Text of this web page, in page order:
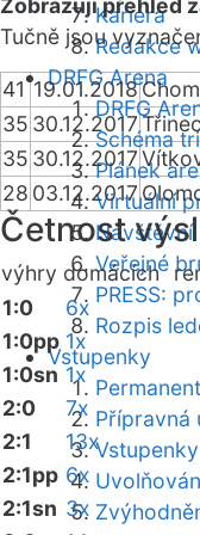
Kariéra
Redakce
DRFG Arena
DRFG
Schéma
Plánek
Virtuální
Návštěvní
Veřejné
PRESS:
Rozpis
Vstupenky
Přípravná
Zobrazuji přehled
Tučně jsou
41 19.01.2018
35 30.12.2017
35 30.12.2017
28 03.12.2017
Četnost
výhry domácích
1:0
6x
1:0pp 1x
1:0sn 1x
2:0
7x
2:1
13x
2:1pp 6x
2:1sn 3x